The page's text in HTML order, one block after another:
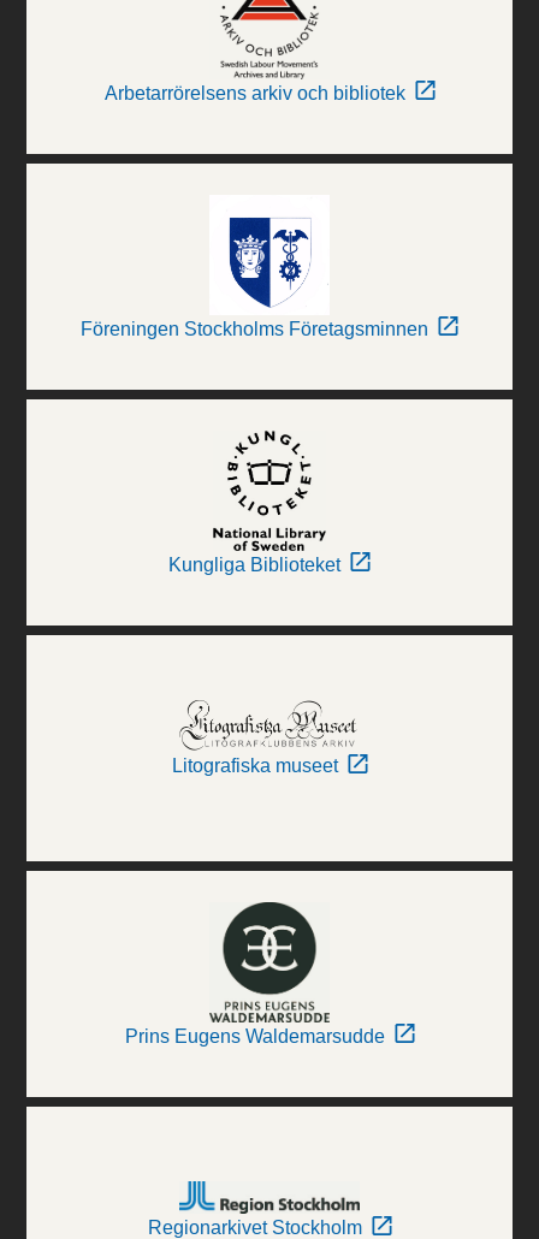
Arbetarrörelsens arkiv och bibliotek
Föreningen Stockholms Företagsminnen
Kungliga Biblioteket
Litografiska museet
Prins Eugens Waldemarsudde
Regionarkivet Stockholm